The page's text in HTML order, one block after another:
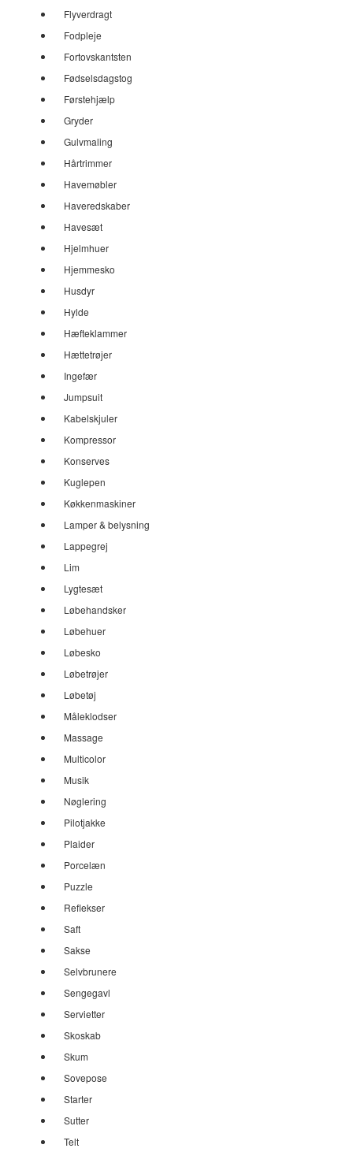
Flyverdragt
Fodpleje
Fortovskantsten
Fødselsdagstog
Førstehjælp
Gryder
Gulvmaling
Hårtrimmer
Havemøbler
Haveredskaber
Havesæt
Hjelmhuer
Hjemmesko
Husdyr
Hylde
Hæfteklammer
Hættetrøjer
Ingefær
Jumpsuit
Kabelskjuler
Kompressor
Konserves
Kuglepen
Køkkenmaskiner
Lamper & belysning
Lappegrej
Lim
Lygtesæt
Løbehandsker
Løbehuer
Løbesko
Løbetrøjer
Løbetøj
Måleklodser
Massage
Multicolor
Musik
Nøglering
Pilotjakke
Plaider
Porcelæn
Puzzle
Reflekser
Saft
Sakse
Selvbrunere
Sengegavl
Servietter
Skoskab
Skum
Sovepose
Starter
Sutter
Telt